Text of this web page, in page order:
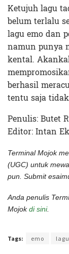
Ketujuh lagu
belum terlalu
lagu emo dan
namun punya
kental.
berhasil
tentu saja
Penulis: Butet
Editor: Intan
Terminal Mojok
(UGC) untuk
pun. Submit
Anda penulis
Mojokdi sini.
Tags: emo lagu